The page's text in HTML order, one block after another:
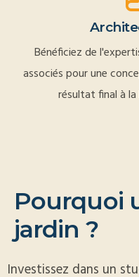
Bénéficiez de
associés pour une
résultat final à
Pourquoi
jardin ?
Investissez dans un